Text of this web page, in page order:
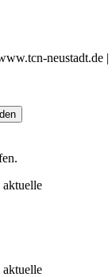
neustadt.de |